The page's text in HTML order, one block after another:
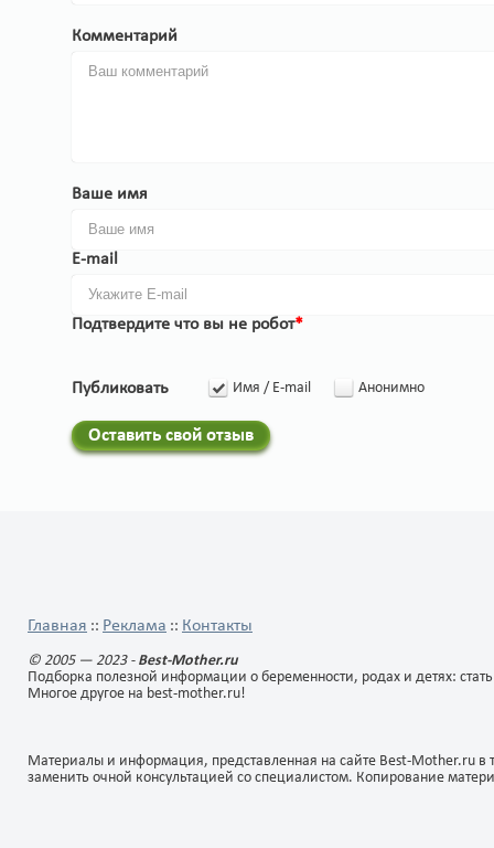
Комментарий
Ваше имя
E-mail
Подтвердите что вы не робот*
Публиковать Имя / E-mail Анонимно
Оставить свой отзыв
Главная :: Реклама :: Контакты
© 2005 — 2023 - Best-Mother.ru
Подборка полезной информации о беременности, родах и детях:
Многое другое на best-mother.ru!
Материалы и информация, представленная на сайте Best-Mother.ru
заменить очной консультацией со специалистом. Копирование